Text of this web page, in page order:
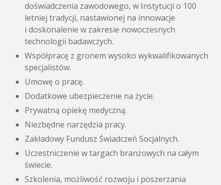
doświadczenia zawodowego, w Instytucji o 100
letniej tradycji, nastawionej na innowacje
i doskonalenie w zakresie nowoczesnych
technologii badawczych.
Współpracę z gronem wysoko wykwalifikowanych
specjalistów.
Umowę o pracę.
Dodatkowe ubezpieczenie na życie.
Prywatną opiekę medyczną.
Niezbędne narzędzia pracy.
Zakładowy Fundusz Świadczeń Socjalnych.
Uczestniczenie w targach branżowych na całym
świecie.
Szkolenia, możliwość rozwoju i poszerzania